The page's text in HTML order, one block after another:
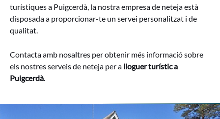
turístiques a Puigcerdà, la nostra empresa de neteja està
disposada a proporcionar-te un servei personalitzat i de
qualitat.
Contacta amb nosaltres per obtenir més informació sobre
els nostres serveis de neteja per a lloguer turístic a
Puigcerdà.